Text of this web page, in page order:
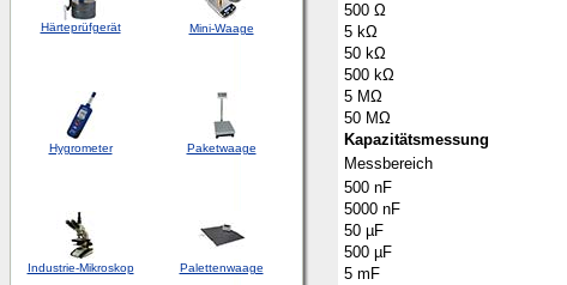
Härteprüfgerät Mini-Waage
Hygrometer Paketwaage
Industrie-Mikroskop Palettenwaage
500 Ω
5 kΩ
50 kΩ
500 kΩ
5 MΩ
50 MΩ
Kapazitätsmessung
Messbereich
500 nF
5000 nF
50 µF
500 µF
5 mF